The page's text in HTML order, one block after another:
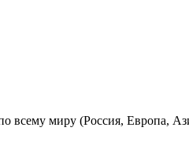
всему миру (Россия,